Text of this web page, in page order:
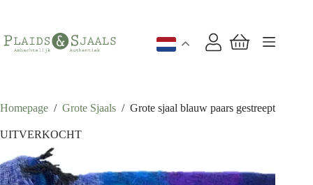
inhoud
Winkelwagen
Homepage / Grote Sjaals / Grote sjaal blauw paars gestreept
UITVERKOCHT